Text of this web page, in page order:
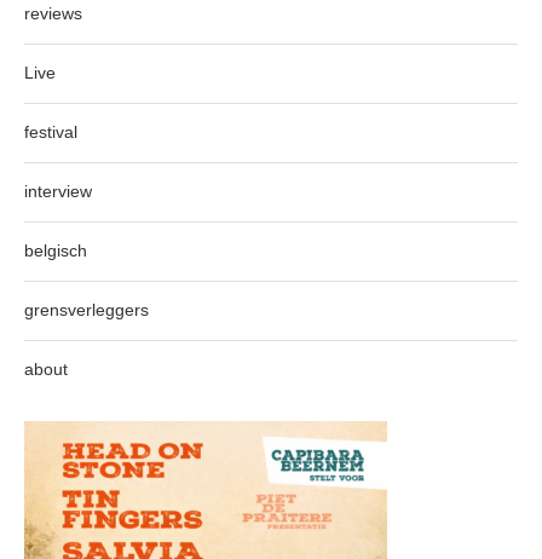
reviews
Live
festival
interview
belgisch
grensverleggers
about